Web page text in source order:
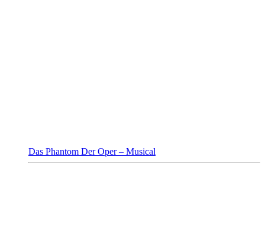
Das Phantom Der Oper – Musical